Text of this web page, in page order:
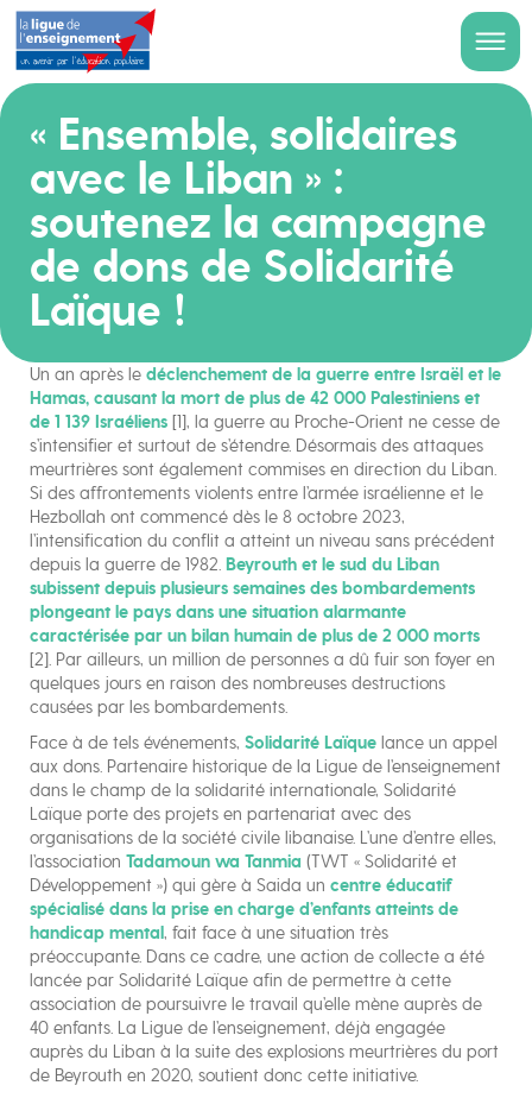
« Ensemble, solidaires
avec le Liban » :
soutenez la campagne
de dons de Solidarité
Laïque !
Un an après le déclenchement de la guerre entre Israël et le
Hamas, causant la mort de plus de 42 000 Palestiniens et
de 1 139 Israéliens [1], la guerre au Proche-Orient ne cesse de
s’intensifier et surtout de s’étendre. Désormais des attaques
meurtrières sont également commises en direction du Liban.
Si des affrontements violents entre l’armée israélienne et le
Hezbollah ont commencé dès le 8 octobre 2023,
l’intensification du conflit a atteint un niveau sans précédent
depuis la guerre de 1982. Beyrouth et le sud du Liban
subissent depuis plusieurs semaines des bombardements
plongeant le pays dans une situation alarmante
caractérisée par un bilan humain de plus de 2 000 morts
[2]. Par ailleurs, un million de personnes a dû fuir son foyer en
quelques jours en raison des nombreuses destructions
causées par les bombardements.
Face à de tels événements, Solidarité Laïque lance un appel
aux dons. Partenaire historique de la Ligue de l’enseignement
dans le champ de la solidarité internationale, Solidarité
Laïque porte des projets en partenariat avec des
organisations de la société civile libanaise. L’une d’entre elles,
l’association Tadamoun wa Tanmia (TWT « Solidarité et
Développement ») qui gère à Saida un centre éducatif
spécialisé dans la prise en charge d’enfants atteints de
handicap mental, fait face à une situation très
préoccupante. Dans ce cadre, une action de collecte a été
lancée par Solidarité Laïque afin de permettre à cette
association de poursuivre le travail qu’elle mène auprès de
40 enfants. La Ligue de l’enseignement, déjà engagée
auprès du Liban à la suite des explosions meurtrières du port
de Beyrouth en 2020, soutient donc cette initiative.